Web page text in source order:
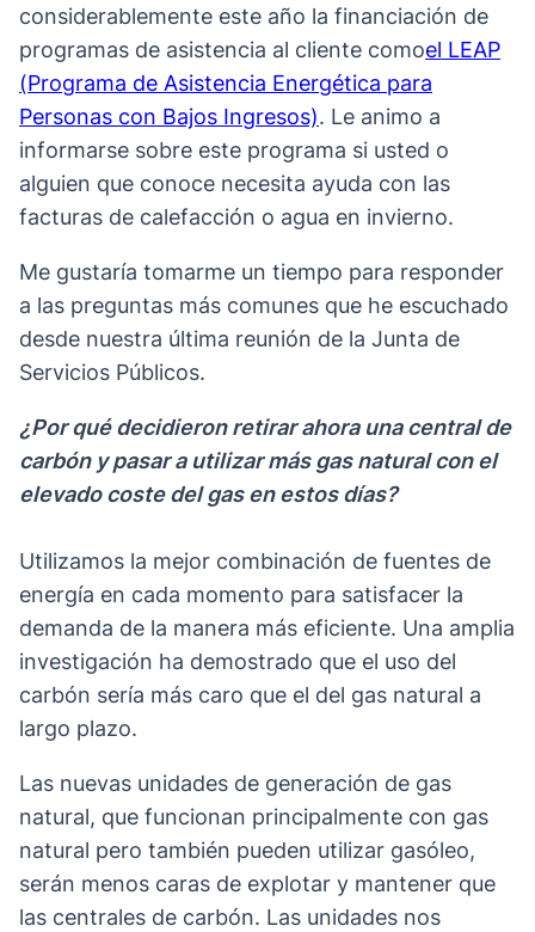
considerablemente este año la financiación de
programas de asistencia al cliente comoel LEAP
(Programa de Asistencia Energética para
Personas con Bajos Ingresos). Le animo a
informarse sobre este programa si usted o
alguien que conoce necesita ayuda con las
facturas de calefacción o agua en invierno.
Me gustaría tomarme un tiempo para responder
a las preguntas más comunes que he escuchado
desde nuestra última reunión de la Junta de
Servicios Públicos.
¿Por qué decidieron retirar ahora una central de
carbón y pasar a utilizar más gas natural con el
elevado coste del gas en estos días?
Utilizamos la mejor combinación de fuentes de
energía en cada momento para satisfacer la
demanda de la manera más eficiente. Una amplia
investigación ha demostrado que el uso del
carbón sería más caro que el del gas natural a
largo plazo.
Las nuevas unidades de generación de gas
natural, que funcionan principalmente con gas
natural pero también pueden utilizar gasóleo,
serán menos caras de explotar y mantener que
las centrales de carbón. Las unidades nos